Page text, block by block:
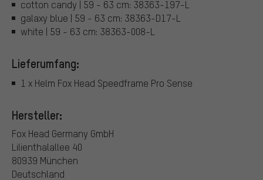
cotton candy | 59 - 63 cm: 38363-197-L
galaxy blue | 59 - 63 cm: 38363-D17-L
white | 59 - 63 cm: 38363-008-L
Lieferumfang:
1 x Helm Fox Head Speedframe Pro Sense
Hersteller:
Fox Head Germany GmbH
Lilienthalallee 40
80939 München
Deutschland